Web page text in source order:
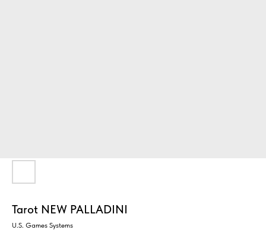
Tarot NEW PALLADINI
U.S. Games Systems